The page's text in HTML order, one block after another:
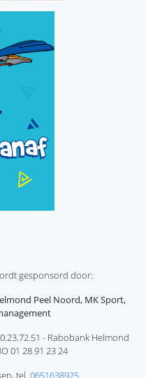
gesponsord door:
Peel Noord, MK Sport,
- Rabobank Helmond
01 28 91 23 24
tel. 0651638925